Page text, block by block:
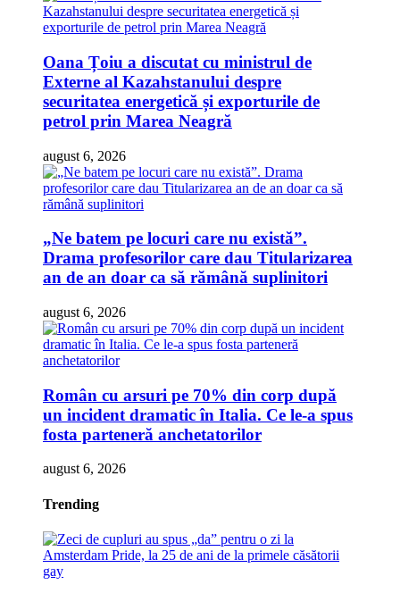
Oana Țoiu a discutat cu ministrul de
Externe al Kazahstanului despre
securitatea energetică și exporturile de
petrol prin Marea Neagră
august 6, 2026
„Ne batem pe locuri care nu există”.
Drama profesorilor care dau Titularizarea
an de an doar ca să rămână suplinitori
august 6, 2026
Român cu arsuri pe 70% din corp după
un incident dramatic în Italia. Ce le-a spus
fosta parteneră anchetatorilor
august 6, 2026
Trending